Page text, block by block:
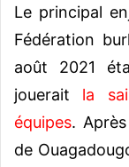
Le principal
Fédération
août 2021
jouerait la
équipes.
de